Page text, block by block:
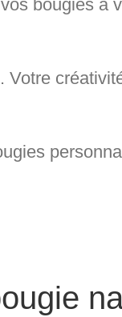
bougies à
Votre